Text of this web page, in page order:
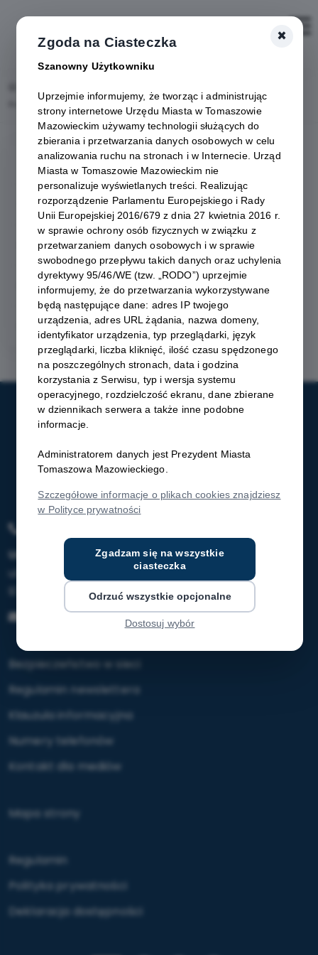
Promocja gospodarcza - Portal Miejski Tomaszów Mazowiecki
Zamówienia publiczne
Strategia Rozwoju Miasta
Promocja gospodarcza
Rewitalizacja
Rewitalizacja 2023-2030
Urząd Miasta w Tomaszowie Mazowieckim
ul. POW 10/16
97-200 Tomaszów Mazowiecki
sekretariat@tomaszow-maz.pl
Bezpieczeństwo w sieci
Regulamin newslettera
Klauzula informacyjna
Numery telefonów
Kontakt dla mediów
Mapa strony
Regulamin
Polityka prywatności
Deklaracja dostępności
×
Zgoda na Ciasteczka
Szanowny Użytkowniku
Uprzejmie informujemy, że tworząc i administrując
strony internetowe Urzędu Miasta w Tomaszowie
Mazowieckim używamy technologii służących do
zbierania i przetwarzania danych osobowych w celu
analizowania ruchu na stronach i w Internecie. Urząd
Miasta w Tomaszowie Mazowieckim nie
personalizuje wyświetlanych treści. Realizując
rozporządzenie Parlamentu Europejskiego i Rady
Unii Europejskiej 2016/679 z dnia 27 kwietnia 2016 r.
w sprawie ochrony osób fizycznych w związku z
przetwarzaniem danych osobowych i w sprawie
swobodnego przepływu takich danych oraz uchylenia
dyrektywy 95/46/WE (tzw. „RODO”) uprzejmie
informujemy, że do przetwarzania wykorzystywane
będą następujące dane: adres IP twojego
urządzenia, adres URL żądania, nazwa domeny,
identyfikator urządzenia, typ przeglądarki, język
przeglądarki, liczba kliknięć, ilość czasu spędzonego
na poszczególnych stronach, data i godzina
korzystania z Serwisu, typ i wersja systemu
operacyjnego, rozdzielczość ekranu, dane zbierane
w dziennikach serwera a także inne podobne
informacje.
Administratorem danych jest Prezydent Miasta
Tomaszowa Mazowieckiego.
Szczegółowe informacje o plikach cookies znajdziesz
w Polityce prywatności
Zgadzam się na wszystkie
ciasteczka
Odrzuć wszystkie opcjonalne
Dostosuj wybór